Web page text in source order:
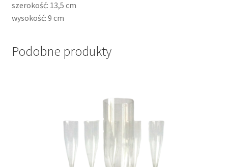
szerokość: 13,5 cm
wysokość: 9 cm
Podobne produkty